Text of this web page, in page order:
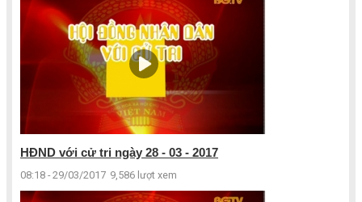
HĐND với cử tri ngày 28 - 03 - 2017
08:18 - 29/03/2017 9,586 lượt xem